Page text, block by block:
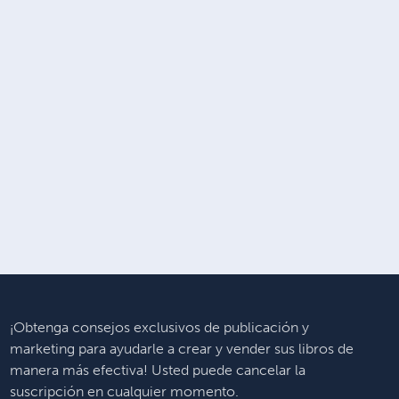
¡Obtenga consejos exclusivos de publicación y
marketing para ayudarle a crear y vender sus libros de
manera más efectiva! Usted puede cancelar la
suscripción en cualquier momento.